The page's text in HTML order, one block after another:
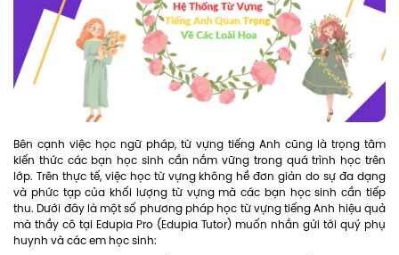
Bên cạnh việc học ngữ pháp, từ vựng tiếng Anh cũng là trọng tâm
kiến thức các bạn học sinh cần nắm vững trong quá trình học trên
lớp. Trên thực tế, việc học từ vựng không hề đơn giản do sự đa dạng
và phức tạp của khối lượng từ vựng mà các bạn học sinh cần tiếp
thu. Dưới đây là một số phương pháp học từ vựng tiếng Anh hiệu quả
mà thầy cô tại Edupia Pro (Edupia Tutor) muốn nhắn gửi tới quý phụ
huynh và các em học sinh: